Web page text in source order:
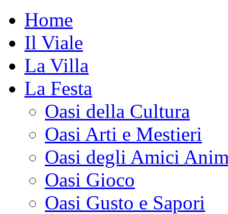
Home
Il Viale
La Villa
La Festa
Oasi della Cultura
Oasi Arti e Mestieri
Oasi degli Amici
Oasi Gioco
Oasi Gusto e Sapori